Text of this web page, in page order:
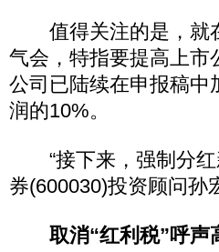
值得关注的是，就
气会，特指要提高上市
公司已陆续在申报稿中
润的10%。
“接下来，强制分红
券(600030)投资顾问孙
取消“红利税”呼声